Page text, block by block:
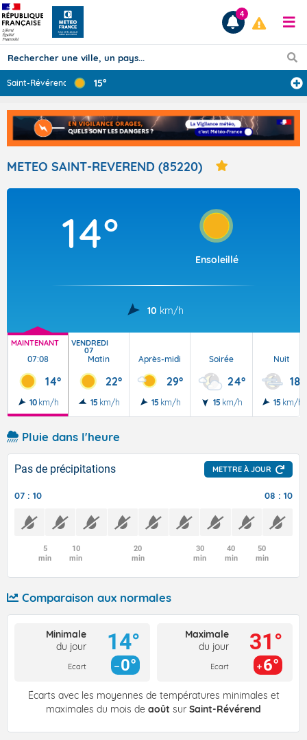
Prévisions
TOUS LES RÉSULTATS
Articles
4
Saint-Révérend 15°
METEO SAINT-REVEREND (85220)
14°
Ensoleillé
10 km/h
MAINTENANT
07:08
14°
10 km/h
VENDREDI
07
Matin
22°
15 km/h
Après-midi
29°
15 km/h
Soirée
24°
15 km/h
Nuit
18°
15 km/h
Pluie dans l'heure
Pas de précipitations METTRE À JOUR
07 : 10 08 : 10
5
min
10
min
20
min
30
min
40
min
50
min
Comparaison aux normales
Minimale
du jour
Ecart
14°
0°
Maximale
du jour
Ecart
31°
6°
Écarts avec les moyennes de températures minimales et
maximales du mois de août sur Saint-Révérend